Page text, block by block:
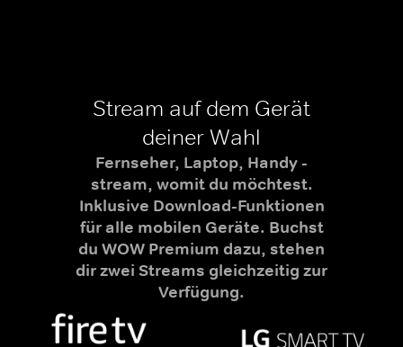
Stream auf dem Gerät
deiner Wahl
Fernseher, Laptop, Handy -
stream, womit du möchtest.
Inklusive Download-Funktionen
für alle mobilen Geräte. Buchst
du WOW Premium dazu, stehen
dir zwei Streams gleichzeitig zur
Verfügung.